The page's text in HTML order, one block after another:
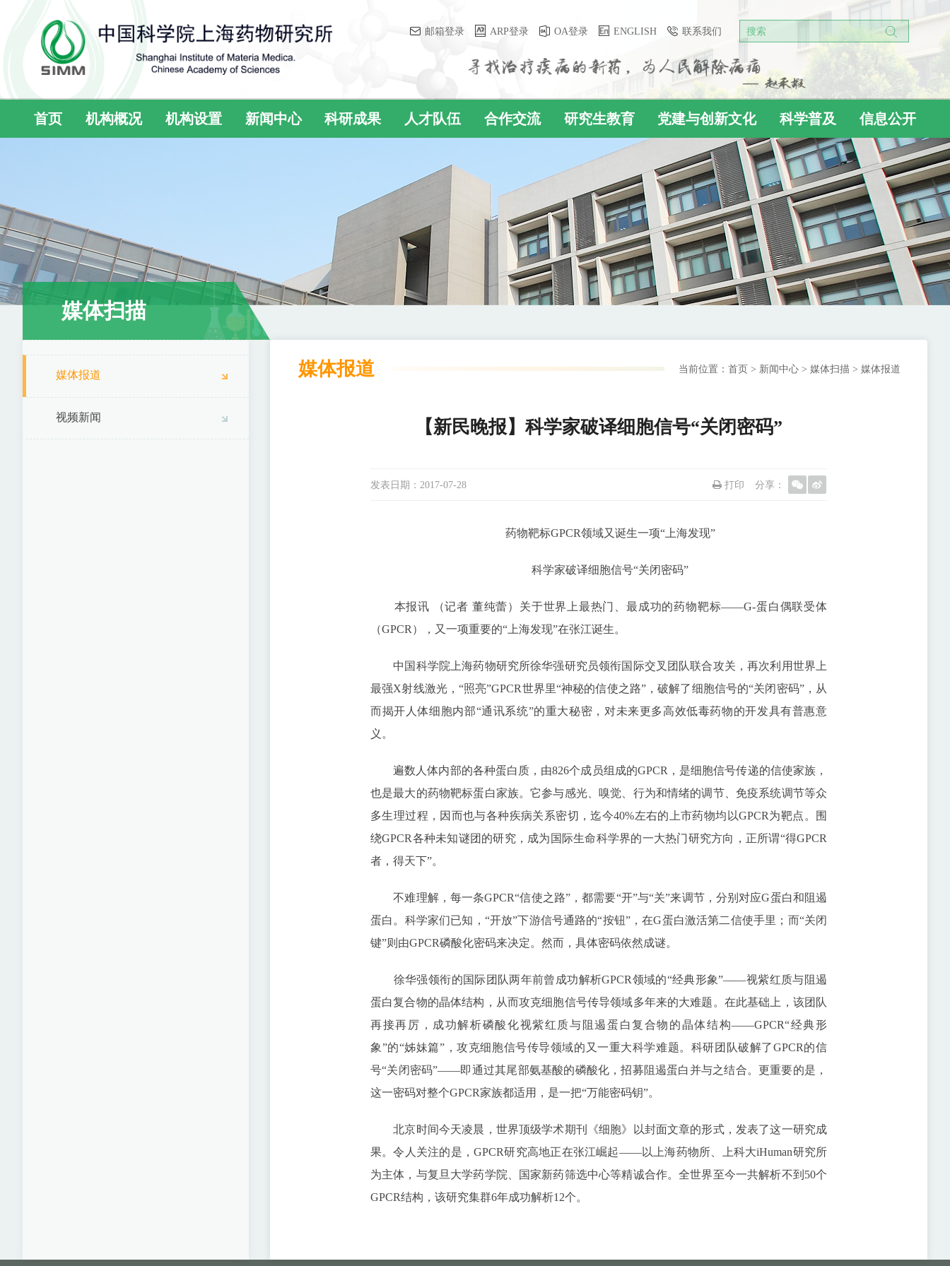
邮箱登录 ARP登录 OA登录 ENGLISH 联系我们 搜索
首页 机构概况 机构设置 新闻中心 科研成果 人才队伍 合作交流 研究生教育 党建与创新文化 科学普及 信息公开
媒体扫描
媒体报道
视频新闻
媒体报道 当前位置： 首页 > 新闻中心 > 媒体扫描 > 媒体报道
【新民晚报】科学家破译细胞信号“关闭密码”
发表日期： 2017-07-28 分享：
打印
药物靶标GPCR领域又诞生一项“上海发现”
科学家破译细胞信号“关闭密码”
本报讯 （记者 董纯蕾）关于世界上最热门、最成功的药物靶标——G-蛋白偶联受体
（GPCR），又一项重要的“上海发现”在张江诞生。
中国科学院上海药物研究所徐华强研究员领衔国际交叉团队联合攻关，再次利用世界上
最强X射线激光，“照亮”GPCR世界里“神秘的信使之路”，破解了细胞信号的“关闭密码”，从
而揭开人体细胞内部“通讯系统”的重大秘密，对未来更多高效低毒药物的开发具有普惠意
义。
遍数人体内部的各种蛋白质，由826个成员组成的GPCR，是细胞信号传递的信使家族，
也是最大的药物靶标蛋白家族。它参与感光、嗅觉、行为和情绪的调节、免疫系统调节等众
多生理过程，因而也与各种疾病关系密切，迄今40%左右的上市药物均以GPCR为靶点。围
绕GPCR各种未知谜团的研究，成为国际生命科学界的一大热门研究方向，正所谓“得GPCR
者，得天下”。
不难理解，每一条GPCR“信使之路”，都需要“开”与“关”来调节，分别对应G蛋白和阻遏
蛋白。科学家们已知，“开放”下游信号通路的“按钮”，在G蛋白激活第二信使手里；而“关闭
键”则由GPCR磷酸化密码来决定。然而，具体密码依然成谜。
徐华强领衔的国际团队两年前曾成功解析GPCR领域的“经典形象”——视紫红质与阻遏
蛋白复合物的晶体结构，从而攻克细胞信号传导领域多年来的大难题。在此基础上，该团队
再接再厉，成功解析磷酸化视紫红质与阻遏蛋白复合物的晶体结构——GPCR“经典形
象”的“姊妹篇”，攻克细胞信号传导领域的又一重大科学难题。科研团队破解了GPCR的信
号“关闭密码”——即通过其尾部氨基酸的磷酸化，招募阻遏蛋白并与之结合。更重要的是，
这一密码对整个GPCR家族都适用，是一把“万能密码钥”。
北京时间今天凌晨，世界顶级学术期刊《细胞》以封面文章的形式，发表了这一研究成
果。令人关注的是，GPCR研究高地正在张江崛起——以上海药物所、上科大iHuman研究所
为主体，与复旦大学药学院、国家新药筛选中心等精诚合作。全世界至今一共解析不到50个
GPCR结构，该研究集群6年成功解析12个。